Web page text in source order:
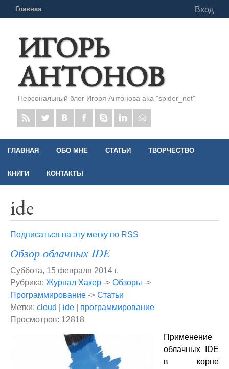
Главная Вход
ИГОРЬ
АНТОНОВ
Персональный блог Игоря Антонова aka "spider_net"
ГЛАВНАЯ ОБО МНЕ СТАТЬИ ТВОРЧЕСТВО
КНИГИ КОНТАКТЫ
ide
Подписаться на эту метку по RSS
Обзор облачных IDE
Суббота, 15 февраля 2014 г.
Рубрика: Журнал Хакер -> Обзоры ->
Программирование -> Статьи
Метки: cloud ide
программирование
Просмотров: 12818
Применение
облачных IDE
в корне